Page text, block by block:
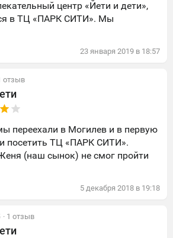
центр «Йети и дети»,
в ТЦ «ПАРК СИТИ». Мы
23 января 2019 в 18:57
отзыв
переехали в Могилев и в первую
посетить ТЦ «ПАРК СИТИ».
(наш сынок) не смог пройти
5 декабря 2018 в 19:18
· 1 отзыв